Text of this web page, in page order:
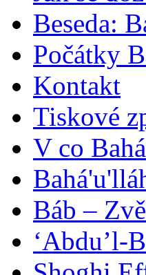
Beseda:
Počátky
Kontakt
Tiskové
V co
Báb –
‘Abdu’l-